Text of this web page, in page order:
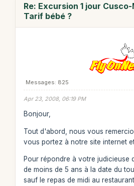
Re: Excursion 1 jour
Tarif bébé ?
Messages: 825
Apr 23, 2008, 06:19 PM
Bonjour,
Tout d'abord, nous vous
vous portez à notre site internet
Pour répondre à votre judicieuse
de moins de 5 ans à la date du
sauf le repas de midi au